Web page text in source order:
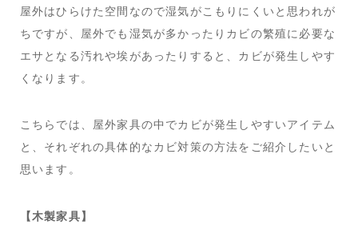
屋外はひらけた空間なので湿気がこもりにくいと思われが
ちですが、屋外でも湿気が多かったりカビの繁殖に必要な
エサとなる汚れや埃があったりすると、カビが発生しやす
くなります。
こちらでは、屋外家具の中でカビが発生しやすいアイテム
と、それぞれの具体的なカビ対策の方法をご紹介したいと
思います。
【木製家具】